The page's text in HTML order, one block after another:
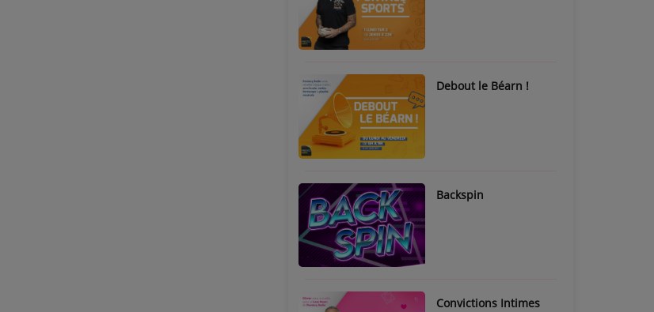
Debout le Béarn !
Backspin
Convictions Intimes